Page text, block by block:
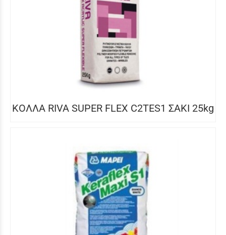
ΚΟΛΛΑ RIVA SUPER FLEX C2TES1 ΣΑΚΙ 25kg